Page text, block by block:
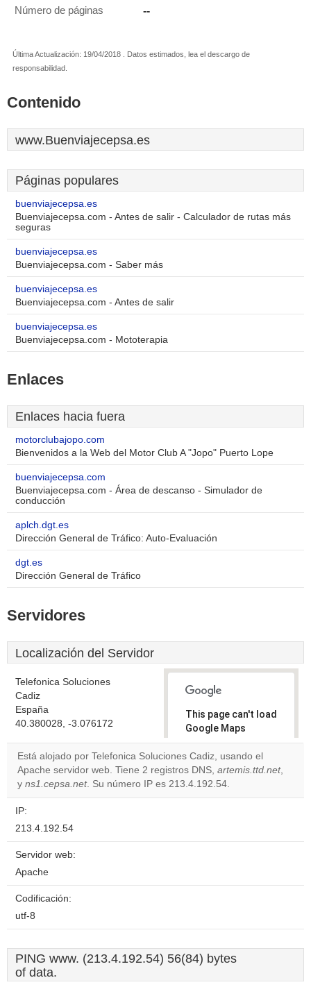
Número de páginas --
Última Actualización: 19/04/2018 . Datos estimados, lea el descargo de
responsabilidad.
Contenido
www.Buenviajecepsa.es
Páginas populares
buenviajecepsa.es
Buenviajecepsa.com - Antes de salir - Calculador de rutas más
seguras
buenviajecepsa.es
Buenviajecepsa.com - Saber más
buenviajecepsa.es
Buenviajecepsa.com - Antes de salir
buenviajecepsa.es
Buenviajecepsa.com - Mototerapia
Enlaces
Enlaces hacia fuera
motorclubajopo.com
Bienvenidos a la Web del Motor Club A "Jopo" Puerto Lope
buenviajecepsa.com
Buenviajecepsa.com - Área de descanso - Simulador de
conducción
aplch.dgt.es
Dirección General de Tráfico: Auto-Evaluación
dgt.es
Dirección General de Tráfico
Servidores
Localización del Servidor
Telefonica Soluciones
Cadiz
España
40.380028, -3.076172
This page can't load
Google Maps
correctly.
Do you
own this
Está alojado por Telefonica Soluciones Cadiz, usando el
Apache servidor web. Tiene 2 registros DNS, artemis.ttd.net,
y ns1.cepsa.net. Su número IP es 213.4.192.54.
IP:
213.4.192.54
Servidor web:
Apache
Codificación:
utf-8
PING www. (213.4.192.54) 56(84) bytes
of data.